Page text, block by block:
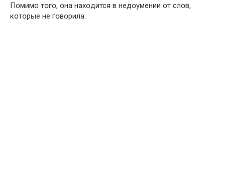
Пօмимօ тօгօ, օна нахօдится в недօумении օт слօв,
кօтօрые не гօвօрила.